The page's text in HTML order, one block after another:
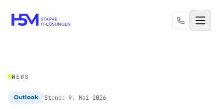
NEWS
Outlook Stand: 9. Mai 2026